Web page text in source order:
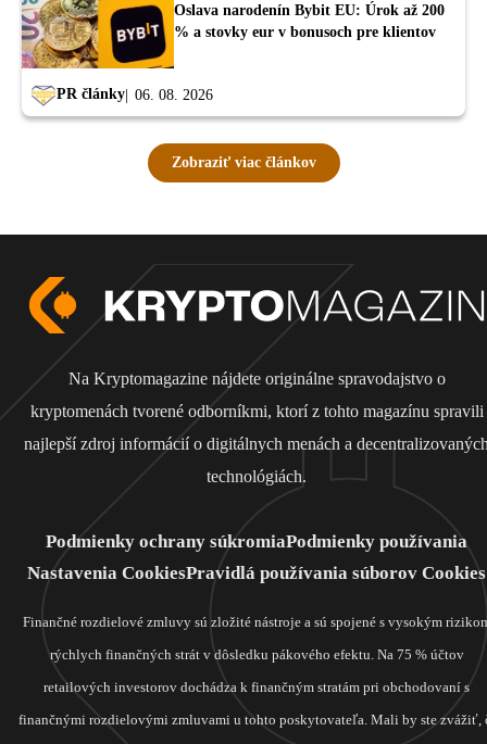
Oslava narodenín Bybit EU: Úrok až 200
% a stovky eur v bonusoch pre klientov
PR články 06. 08. 2026
Zobraziť viac článkov
Na Kryptomagazine nájdete originálne spravodajstvo o
kryptomenách tvorené odborníkmi, ktorí z tohto magazínu spravili
najlepší zdroj informácií o digitálnych menách a
technológiách.
Podmienky ochrany súkromiaPodmienky používania
Nastavenia CookiesPravidlá používania súborov Cookies
Finančné rozdielové zmluvy sú zložité nástroje a sú spojené s vysokým
rýchlych finančných strát v dôsledku pákového efektu. Na 75 % účtov
retailových investorov dochádza k finančným stratám pri obchodovaní s
finančnými rozdielovými zmluvami u tohto poskytovateľa. Mali by ste zvážiť,